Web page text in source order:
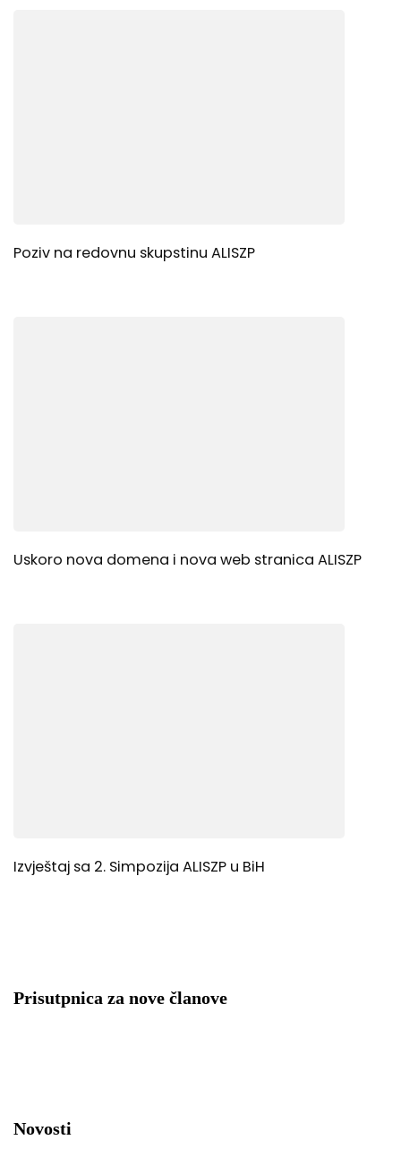
Poziv na redovnu skupstinu ALISZP
Uskoro nova domena i nova web stranica ALISZP
Izvještaj sa 2. Simpozija ALISZP u BiH
Prisutpnica za nove članove
Novosti